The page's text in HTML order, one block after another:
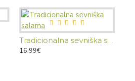
Tradicionalna sevniška salama
16.99€